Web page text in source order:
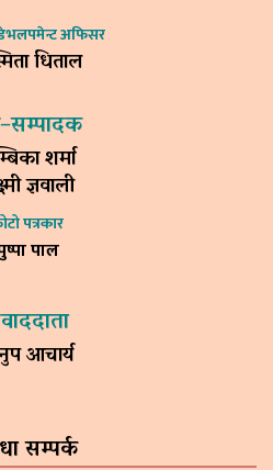
अफिसर
धिताल
शर्मा
ज्ञवाली
पत्रकार
पाल
आचार्य
सम्पर्क